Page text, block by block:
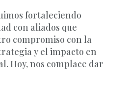
fortaleciendo
con aliados que
compromiso con la
y el impacto en
Hoy, nos complace dar